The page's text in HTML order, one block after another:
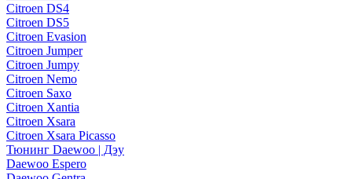
Citroen DS4
Citroen DS5
Citroen Evasion
Citroen Jumper
Citroen Jumpy
Citroen Nemo
Citroen Saxo
Citroen Xantia
Citroen Xsara
Citroen Xsara Picasso
Тюнинг Daewoo | Дэу
Daewoo Espero